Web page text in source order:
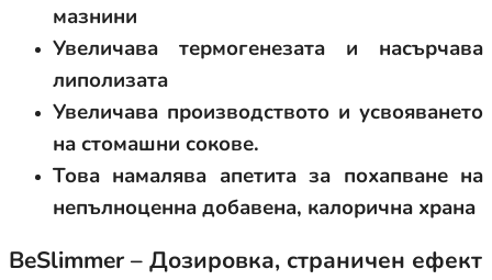
мазнини
Увеличава термогенезата и насърчава
липолизата
Увеличава производството и усвояването
на стомашни сокове.
Това намалява апетита за похапване на
непълноценна добавена, калорична храна
BeSlimmer – Дозировка, страничен ефект